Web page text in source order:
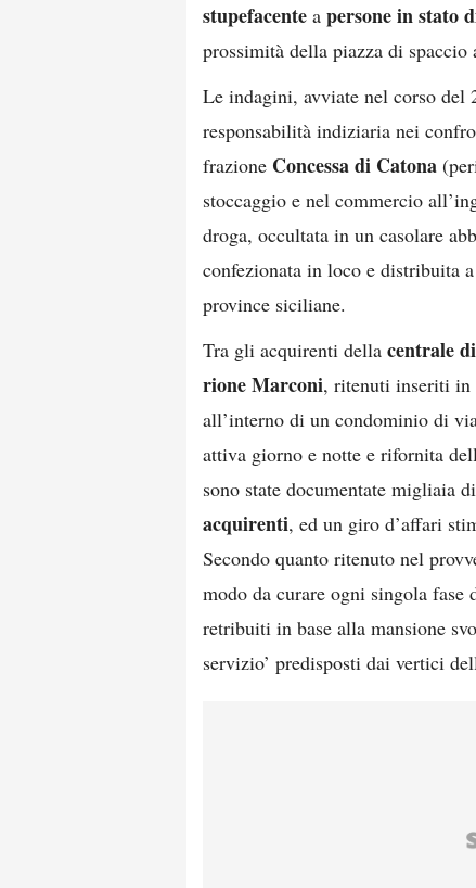
stupefacente a persone in stato
prossimità della piazza di spaccio
Le indagini, avviate nel corso del
responsabilità indiziaria nei
frazione Concessa di Catona
stoccaggio e nel commercio
droga, occultata in un casolare
confezionata in loco e distribuita
province siciliane.
Tra gli acquirenti della centrale
rione Marconi, ritenuti inseriti in
all’interno di un condominio di
attiva giorno e notte e rifornita
sono state documentate migliaia
acquirenti, ed un giro d’affari
Secondo quanto ritenuto nel
modo da curare ogni singola
retribuiti in base alla mansione
servizio’ predisposti dai vertici